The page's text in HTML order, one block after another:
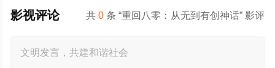
共0 条 “重回八零：从无到有创神话” 影评
影视评论